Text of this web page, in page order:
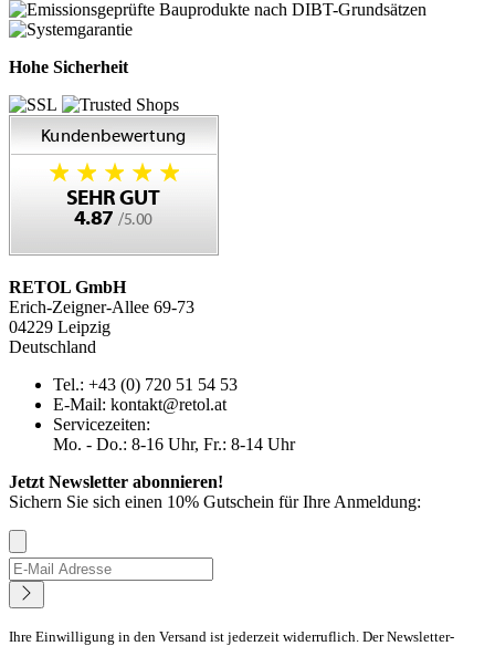
Hohe Sicherheit
RETOL GmbH
Erich-Zeigner-Allee 69-73
04229 Leipzig
Deutschland
Tel.: +43 (0) 720 51 54 53
E-Mail: kontakt@retol.at
Servicezeiten:
Mo. - Do.: 8-16 Uhr, Fr.: 8-14 Uhr
Jetzt Newsletter abonnieren!
Sichern Sie sich einen 10% Gutschein für Ihre Anmeldung:
Ihre Einwilligung in den Versand ist jederzeit widerruflich. Der Newsletter-